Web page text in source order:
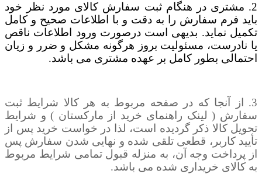
2. مشتری در هنگام ثبت سفارش کالای مورد نظر خود
باید فرم سفارش را به دقت و با اطلاعات صحیح و کامل
تکمیل نماید. بدیهی است درصورت ورود اطلاعات ناقص
یا نادرست، مسئولیت بروز هرگونه مشکل و ضرر و زیان
احتمالی بطور کامل بر عهده مشتری می باشد.
3. از آنجا که در صفحه مربوط به هر کالا شرایط ثبت
سفارش ( لینک راهنمای خرید از مارکستان ) و شرایط
تحویل کالا ذکر گردیده است، لذا در خواست خرید پس از
تأیید کاربر، قطعی تلقی شده و نهایی شدن سفارش پس
از پرداخت وجه آن، به منزله قبول تمامی شرایط مربوط
به کالای خریداری شده می باشد.